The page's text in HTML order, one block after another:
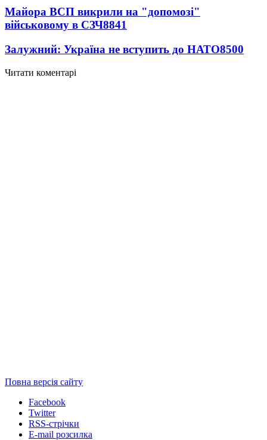
Майора ВСП викрили на "допомозі"
військовому в СЗЧ8841
Залужний: Україна не вступить до НАТО8500
Читати коментарі
Повна версія сайту
Facebook
Twitter
RSS-стрічки
E-mail розсилка